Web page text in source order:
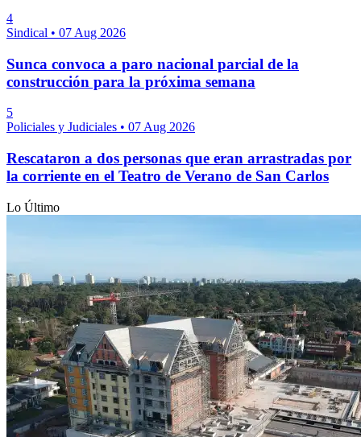
4
Sindical • 07 Aug 2026
Sunca convoca a paro nacional parcial de la
construcción para la próxima semana
5
Policiales y Judiciales • 07 Aug 2026
Rescataron a dos personas que eran arrastradas por
la corriente en el Teatro de Verano de San Carlos
Lo Último